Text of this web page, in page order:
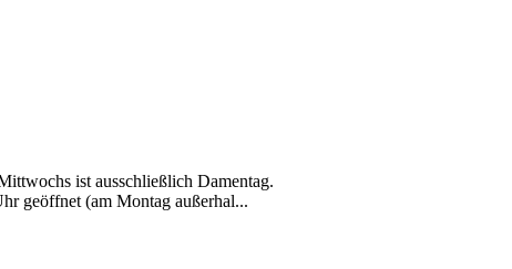
ist ausschließlich Damentag.
geöffnet (am Montag außerhal...